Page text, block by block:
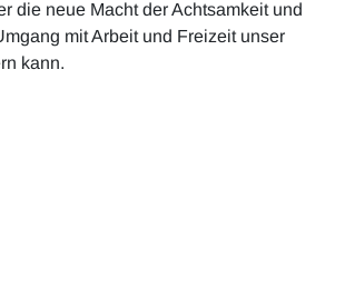
die neue Macht der Achtsamkeit und
mit Arbeit und Freizeit unser
kann.